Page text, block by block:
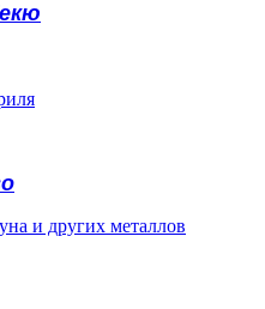
и других металлов